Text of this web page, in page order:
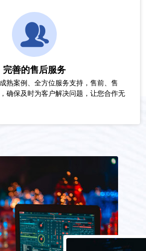
完善的售后服务
熟案例、全方位服务支持，售前、售
确保及时为客户解决问题，让您合作无